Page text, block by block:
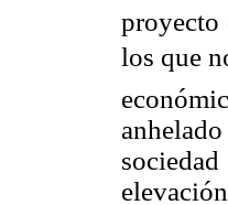
proyecto
los que